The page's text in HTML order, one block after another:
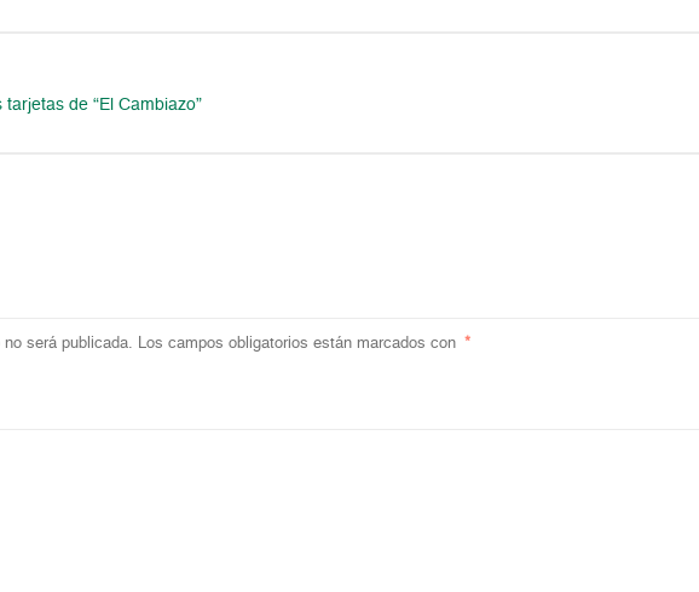
de “El Cambiazo”
no será publicada. Los campos obligatorios están marcados con *